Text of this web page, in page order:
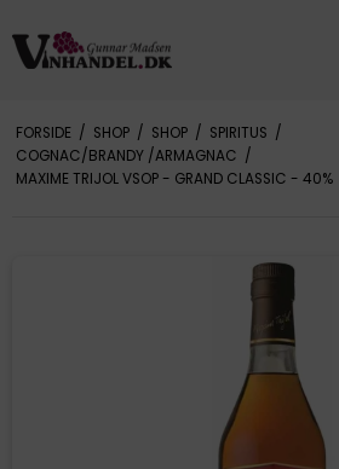
FORSIDE / SHOP / SHOP / SPIRITUS /
COGNAC/BRANDY /ARMAGNAC /
MAXIME TRIJOL VSOP - GRAND CLASSIC - 40%